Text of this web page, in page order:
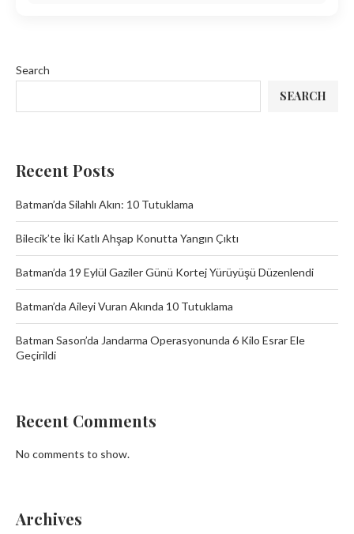
Search
SEARCH
Recent Posts
Batman’da Silahlı Akın: 10 Tutuklama
Bilecik’te İki Katlı Ahşap Konutta Yangın Çıktı
Batman’da 19 Eylül Gaziler Günü Kortej Yürüyüşü Düzenlendi
Batman’da Aileyi Vuran Akında 10 Tutuklama
Batman Sason’da Jandarma Operasyonunda 6 Kilo Esrar Ele
Geçirildi
Recent Comments
No comments to show.
Archives